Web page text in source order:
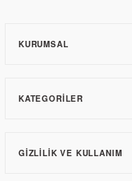
KURUMSAL
KATEGORILER
GIZLILIK VE KULLANIM